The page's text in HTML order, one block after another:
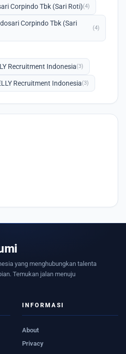
Corpindo Tbk (Sari Roti)(4)
Corpindo Tbk (Sari
(4)
Recruitment Indonesia(3)
Recruitment Indonesia(3)
yang menghubungkan talenta
Temukan jalan menuju
INFORMASI
About
Privacy